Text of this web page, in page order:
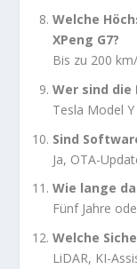
Welche
XPeng G7?
Bis zu 200
Wer sind die
Tesla Model
Sind
Ja, OTA-
Wie lange
Fünf Jahre
Welche
LiDAR, KI-